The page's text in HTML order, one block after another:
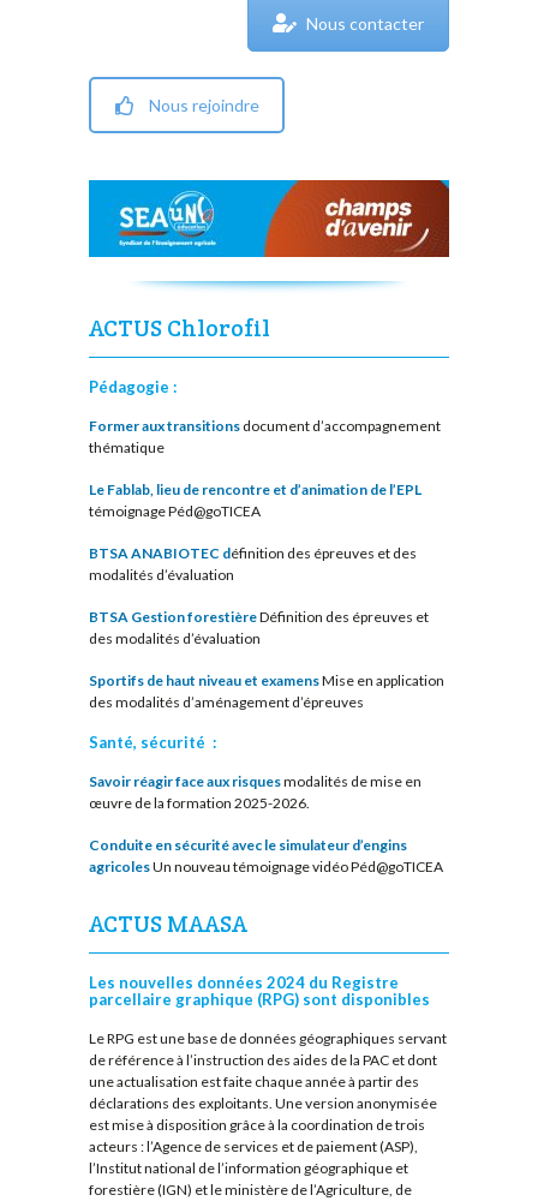
Nous contacter
Nous rejoindre
ACTUS Chlorofil
Pédagogie :
Former aux transitions document d’accompagnement
thématique
Le Fablab, lieu de rencontre et d’animation de l’EPL
témoignage Péd@goTICEA
BTSA ANABIOTEC définition des épreuves et des
modalités d’évaluation
BTSA Gestion forestièreDéfinition des épreuves et
des modalités d’évaluation
Sportifs de haut niveau et examensMise en application
des modalités d’aménagement d’épreuves
Santé, sécurité :
Savoir réagir face aux risquesmodalités de mise en
œuvre de la formation 2025-2026.
Conduite en sécurité avec le simulateur d’engins
agricolesUn nouveau témoignage vidéo Péd@goTICEA
ACTUS MAASA
Les nouvelles données 2024 du Registre
parcellaire graphique (RPG) sont disponibles
Le RPG est une base de données géographiques servant
de référence à l’instruction des aides de la PAC et dont
une actualisation est faite chaque année à partir des
déclarations des exploitants. Une version anonymisée
est mise à disposition grâce à la coordination de trois
acteurs : l’Agence de services et de paiement (ASP),
l’Institut national de l’information géographique et
forestière (IGN) et le ministère de l’Agriculture, de